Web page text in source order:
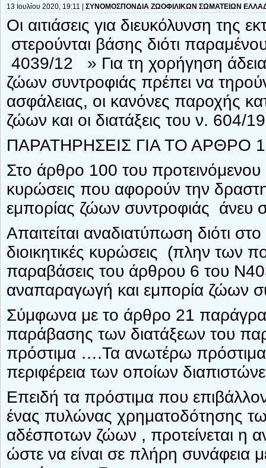
13 Ιουλίου 2020, 19:11 | ΣΥΝΟΜΟΣΠΟΝΔΙΑ ΖΩΟΦΙΛΙΚΩΝ ΣΩΜΑΤΕΙΩΝ
Οι αιτιάσεις για διευκόλυνση
στερούνται βάσης διότι
4039/12 » Για τη χορήγηση
ζώων συντροφιάς πρέπει να
ασφάλειας, οι κανόνες παροχής
ζώων και οι διατάξεις του ν.
ΠΑΡΑΤΗΡΗΣΕΙΣ ΓΙΑ ΤΟ ΑΡΘΡΟ
Στο άρθρο 100 του προτεινόμενου
κυρώσεις που αφορούν την
εμπορίας ζώων συντροφιάς άνευ
Απαιτείται αναδιατύπωση διότι
διοικητικές κυρώσεις (πλην των
παραβάσεις του άρθρου 6 του
αναπαραγωγή και εμπορία ζώων
Σύμφωνα με το άρθρο 21
παράβασης των διατάξεων του
πρόστιμα ….Τα ανωτέρω
περιφέρεια των οποίων
Επειδή τα πρόστιμα που
ένας πυλώνας χρηματοδότησης
αδέσποτων ζώων , προτείνεται η
ώστε να είναι σε πλήρη συνάφεια